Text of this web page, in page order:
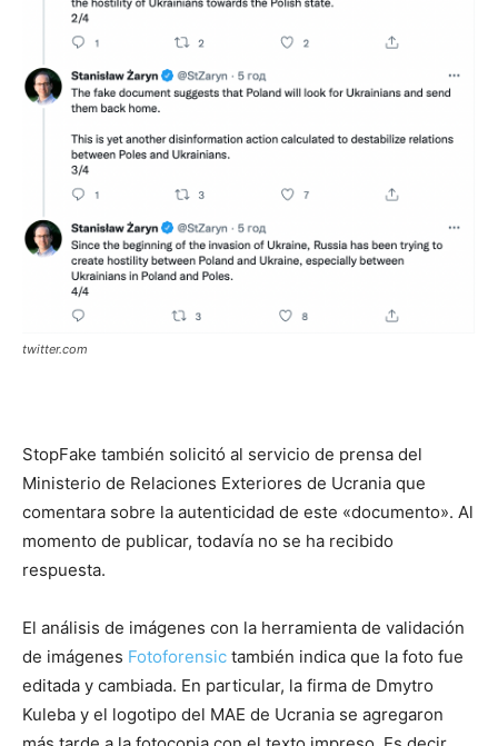
twitter.com
StopFake también solicitó al servicio de prensa del
Ministerio de Relaciones Exteriores de Ucrania que
comentara sobre la autenticidad de este «documento». Al
momento de publicar, todavía no se ha recibido
respuesta.
El análisis de imágenes con la herramienta de validación
de imágenes Fotoforensic también indica que la foto fue
editada y cambiada. En particular, la firma de Dmytro
Kuleba y el logotipo del MAE de Ucrania se agregaron